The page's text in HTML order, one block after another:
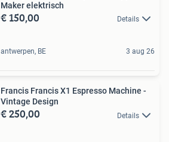
Maker elektrisch
€ 150,00 Details
antwerpen, BE 3 aug 26
Francis Francis X1 Espresso Machine -
Vintage Design
€ 250,00 Details